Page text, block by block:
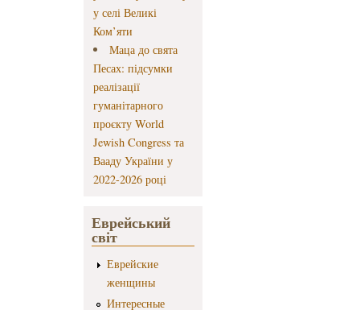
у селі Великі
Ком’яти
Маца до свята
Песах: підсумки
реалізації
гуманітарного
проєкту World
Jewish Congress та
Вааду України у
2022-2026 році
Еврейський
світ
Еврейские
женщины
Интересные